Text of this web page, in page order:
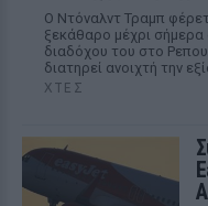
Ο Ντόναλντ Τραμπ
ξεκάθαρο μέχρι
διαδόχου του στο
διατηρεί ανοιχτή την
ΧΤΕΣ